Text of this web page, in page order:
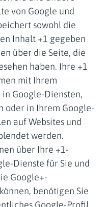
von Google und
sowohl die
Inhalt +1 gegeben
über die Seite, die
haben. Ihre +1
mit Ihrem
Google-Diensten,
oder in Ihrem Google-
auf Websites und
werden.
über Ihre +1-
Dienste für Sie und
Google+-
benötigen Sie